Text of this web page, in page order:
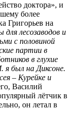
доктора», и
более
Григорьев на
лесозаводов и
с половиной
партии в
в глухие
я был на Диксоне.
– Курейке и
Василий
лётчик в
он летал в